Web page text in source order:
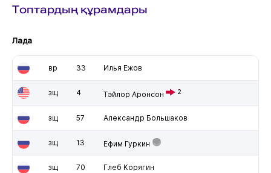
Топтардың құрамдары
Лада
вр 33 Илья Ежов
зщ 4 Тэйлор Аронсон 2
зщ 57 Александр Большаков
зщ 13 Ефим Гуркин
зщ 70 Глеб Корягин